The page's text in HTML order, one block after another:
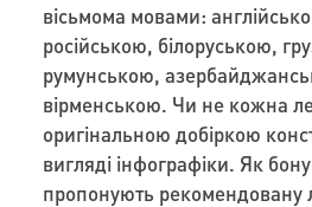
вісьмома мовами:
російською, білоруською,
румунською,
вірменською. Чи не кожна
оригінальною добіркою
вигляді інфографіки. Як
пропонують рекомендовану